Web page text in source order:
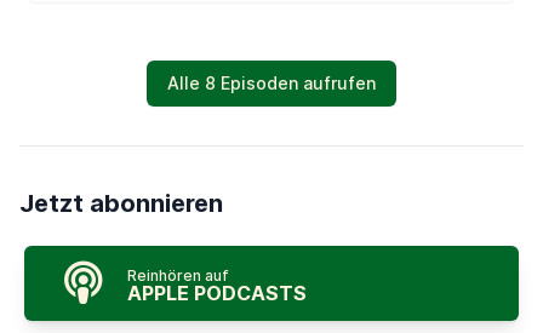
Alle 8 Episoden aufrufen
Jetzt abonnieren
Reinhören auf
APPLE PODCASTS